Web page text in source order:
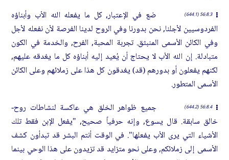
56:8.3 (644.1)
ضع في الإعتبار, كل ما يفعله الله الأب وأبناؤه
الفردوسيين لأجلنا, نحن بدورنا وفي الروح لدينا الفرصة لأن نفعله لأجل
وفي الكائن الأسمى المنبثق. تجربة المحبة, الفرح, والخدمة في الكون
متبادلة. إن الله الأب لا يحتاج أن يُعيد إليه أبناؤه كل ما يغدقه عليهم,
لكنهم يفعلون أو بدورهم (قد) يغدقون كل هذا على زملائهم وعلى الكائن
الأسمى المتطور.
56:8.4 (644.2)
جميع ظواهر الخلق هي عاكسة لنشاطات روح-
خالق سابقة. قال يسوع, وإنه حرفياً صحيح, "يفعل الإبن فقط تلك
الأشياء التي يرى الأب يفعلها". في الوقت أنتم البشر قد تبدأون كشف
الأسمى إلى زملائكم, وعلى نحو متزايد قد تزيدون على هذا الوحي بينما